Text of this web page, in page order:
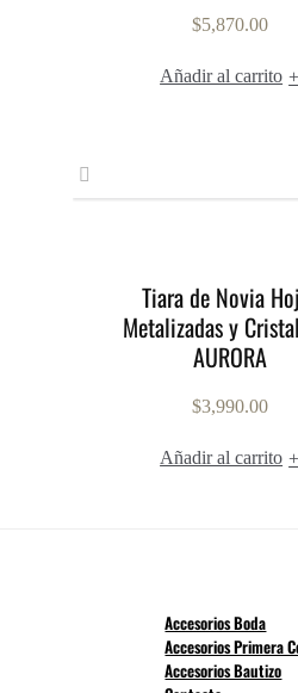
$5,870.00
Añadir al carrito +
Tiara de Novia
Metalizadas y
AURORA
$3,990.00
Añadir al carrito +
Accesorios Boda
Accesorios Primera
Accesorios Bautizo